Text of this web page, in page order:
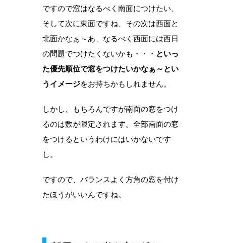
ですので窓はなるべく南面につけたい、
そして次に東面ですね、その次は西面と
北面かなぁ～あ、なるべく西面には西日
の問題でつけたくないかも・・・ といっ
た優先順位で窓をつけたいかなぁ～とい
うイメージをお持ちかもしれません。
しかし、もちろんですが南面の窓をつけ
るのは数が限定されます。全部南面の窓
をつけるというわけにはいかないです
し。
ですので、バランスよく方角の窓を付け
たほうがいいんですね。